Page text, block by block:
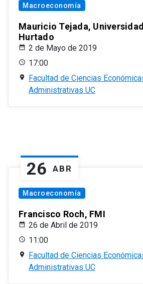
Macroeconomía
Mauricio Tejada,
Hurtado
2 de Mayo de 2019
17:00
Facultad de Ciencias
Administrativas UC
26 ABR
Macroeconomía
Francisco Roch, FMI
26 de Abril de 2019
11:00
Facultad de Ciencias
Administrativas UC